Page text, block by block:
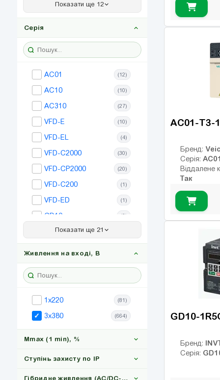
315
400 (5)
450 (3)
500 (4)
Frecon
Bosch Rexroth
(45)
(11)
(37)
(16)
(26)
(15)
(26)
(27)
Показати ще 12
Серія
AC01 (12)
AC10 (10)
AC310 (27)
VFD-E (10)
VFD-EL (4)
VFD-C2000 (30)
VFD-CP2000 (20)
VFD-C200 (1)
VFD-ED (1)
GD10 (3)
GD20
GD28
(84)
(33)
Altivar 320
Altivar 340
Показати ще 21
Живлення на вході, В
1x220 (81)
3x380 (664)
Mmax (1 min), %
Ступінь захисту по IP
Гібридне живлення (AC/DC-Сонце)
AC01-T3-
Бренд:
Серія: AC01
Віддалене
Так
GD10-
Бренд:
Серія: